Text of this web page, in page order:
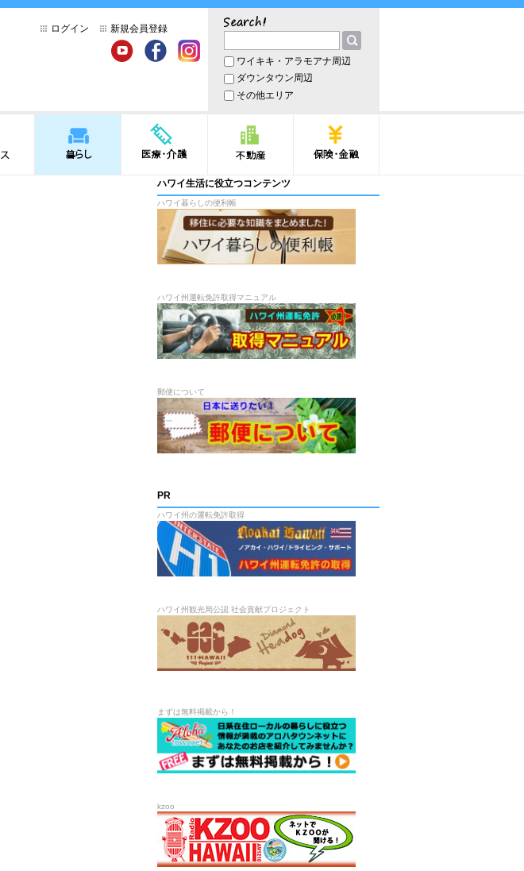
ログイン 新規会員登録 サーチ
ワイキキ・アラモアナ周辺
ダウンタウン周辺
その他エリア
医療・介護 不動産
ハワイ生活に役立つコンテンツ
ハワイ暮らしの便利帳
ハワイ州運転免許取得マニュアル
郵便について
PR
ハワイ州の運転免許取得
ハワイ州観光局公認 社会貢献プロジェクト
まずは無料掲載から！
kzoo